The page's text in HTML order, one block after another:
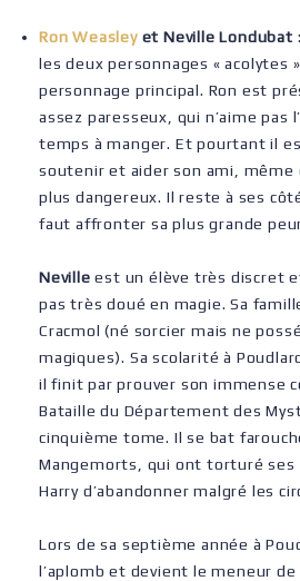
Ron Weasleyet Neville Londubat
les deux personnages « acolytes
personnage principal. Ron est
assez paresseux, qui n’aime pas
temps à manger. Et pourtant il
soutenir et aider son ami, même
plus dangereux. Il reste à ses
faut affronter sa plus grande
Nevilleest un élève très discret
pas très doué en magie. Sa
Cracmol (né sorcier mais ne
magiques). Sa scolarité à
il finit par prouver son immense
Bataille du Département des
cinquième tome. Il se bat
Mangemorts, qui ont torturé ses
Harry d’abandonner malgré les
Lors de sa septième année à
l’aplomb et devient le meneur